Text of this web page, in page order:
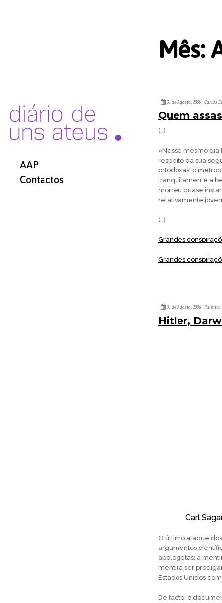
AAP
Contactos
Mês:
31 de Agosto, 2006 Carlos
Quem
(…)
«Nesse mesmo
respeito da sua
ortodoxas, o
tranquilamente a
morreu quase
relativamente
(…)
Grandes
Grandes
31 de Agosto, 2006 Palmira
Hitler,
Carl
O último ataque
argumentos
apologetas: a
mentira ser
Estados Unidos
De facto, o